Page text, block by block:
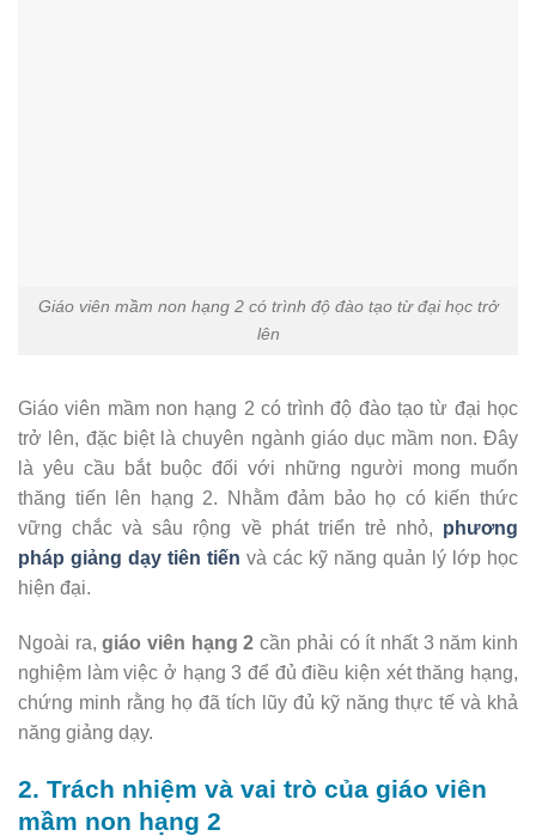
Giáo viên mầm non hạng 2 có trình độ đào tạo từ đại học trở
lên
Giáo viên mầm non hạng 2 có trình độ đào tạo từ đại học
trở lên, đặc biệt là chuyên ngành giáo dục mầm non. Đây
là yêu cầu bắt buộc đối với những người mong muốn
thăng tiến lên hạng 2. Nhằm đảm bảo họ có kiến thức
vững chắc và sâu rộng về phát triển trẻ nhỏ, phương
pháp giảng dạy tiên tiến và các kỹ năng quản lý lớp học
hiện đại.
Ngoài ra,giáo viên hạng 2 cần phải có ít nhất 3 năm kinh
nghiệm làm việc ở hạng 3 để đủ điều kiện xét thăng hạng,
chứng minh rằng họ đã tích lũy đủ kỹ năng thực tế và khả
năng giảng dạy.
2. Trách nhiệm và vai trò của giáo viên
mầm non hạng 2